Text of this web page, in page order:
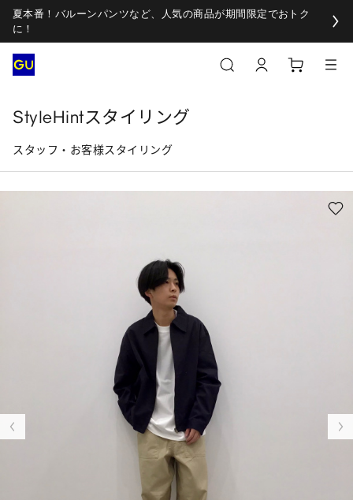
夏本番！バルーンパンツなど、人気の商品が期間限定でおトク
に！
StyleHintスタイリング
スタッフ・お客様スタイリング